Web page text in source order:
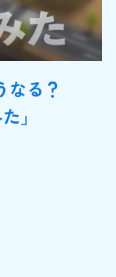
なる？
」